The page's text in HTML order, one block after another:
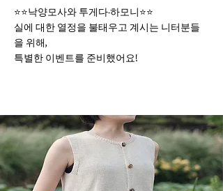
⭐⭐낙양모사와 투게다-하모니⭐⭐
실에 대한 열정을 불태우고 계시는 니터분들
을 위해,
특별한 이벤트를 준비했어요!